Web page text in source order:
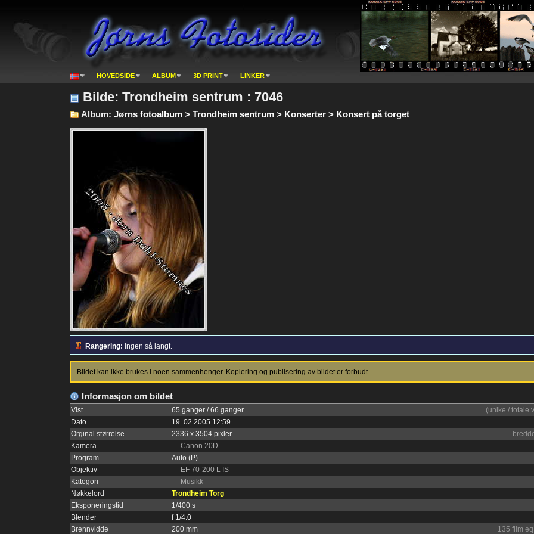
HOVEDSIDE ALBUM 3D PRINT LINKER
Bilde: Trondheim sentrum : 7046
Album: Jørns fotoalbum > Trondheim sentrum > Konserter > Konsert på torget
Rangering: Ingen så langt.
Bildet kan ikke brukes i noen sammenhenger. Kopiering og publisering av bildet er forbudt.
Informasjon om bildet
Vist 65 ganger / 66 ganger
(unike / totale
Dato
19. 02 2005 12:59
Orginal størrelse
2336 x 3504 pixler
Kamera
Canon 20D
Program
Auto (P)
Objektiv
EF 70-200 L IS
Kategori
Musikk
Nøkkelord
Trondheim Torg
Eksponeringstid
1/400 s
Blender
f 1/4.0
Brennvidde
200 mm 135 film